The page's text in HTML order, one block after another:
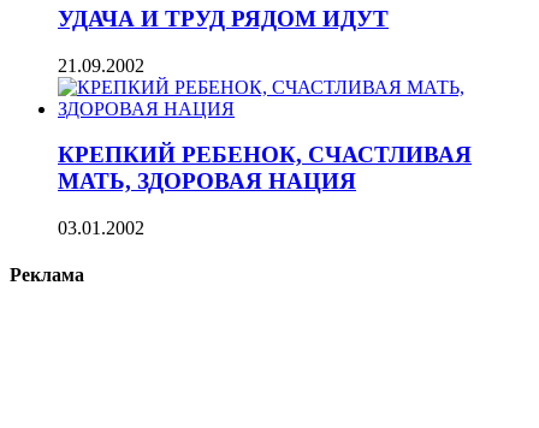
УДАЧА И ТРУД РЯДОМ ИДУТ
21.09.2002
КРЕПКИЙ РЕБЕНОК, СЧАСТЛИВАЯ
МАТЬ, ЗДОРОВАЯ НАЦИЯ
03.01.2002
Реклама